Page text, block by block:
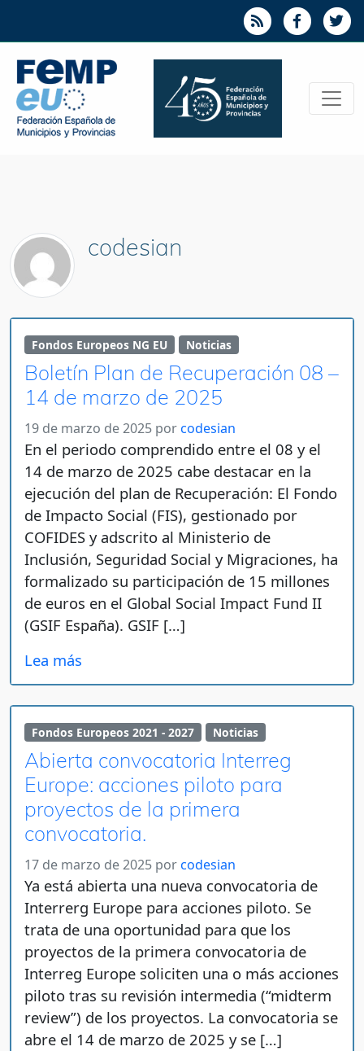
codesian
Fondos Europeos NG EU Noticias
Boletín Plan de Recuperación 08 –
14 de marzo de 2025
19 de marzo de 2025 por codesian
En el periodo comprendido entre el 08 y el
14 de marzo de 2025 cabe destacar en la
ejecución del plan de Recuperación: El Fondo
de Impacto Social (FIS), gestionado por
COFIDES y adscrito al Ministerio de
Inclusión, Seguridad Social y Migraciones, ha
formalizado su participación de 15 millones
de euros en el Global Social Impact Fund II
(GSIF España). GSIF […]
Lea más
Fondos Europeos 2021 - 2027 Noticias
Abierta convocatoria Interreg
Europe: acciones piloto para
proyectos de la primera
convocatoria.
17 de marzo de 2025 por codesian
Ya está abierta una nueva convocatoria de
Interrerg Europe para acciones piloto. Se
trata de una oportunidad para que los
proyectos de la primera convocatoria de
Interreg Europe soliciten una o más acciones
piloto tras su revisión intermedia (“midterm
review”) de los proyectos. La convocatoria se
abre el 14 de marzo de 2025 y se […]